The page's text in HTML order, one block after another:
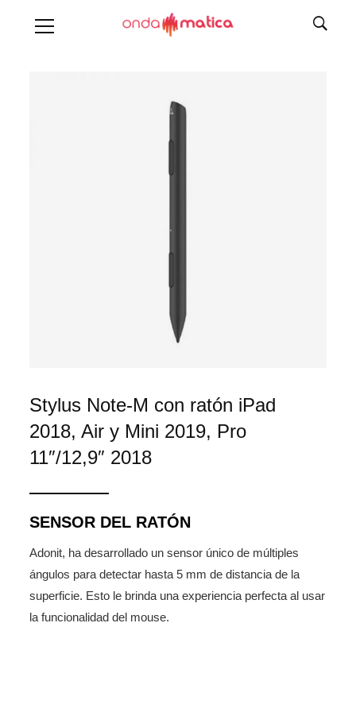
Stylus Note-M con ratón iPad
2018, Air y Mini 2019, Pro
11″/12,9″ 2018
SENSOR DEL RATÓN
Adonit, ha desarrollado un sensor único de múltiples
ángulos para detectar hasta 5 mm de distancia de la
superficie. Esto le brinda una experiencia perfecta al usar
la funcionalidad del mouse.